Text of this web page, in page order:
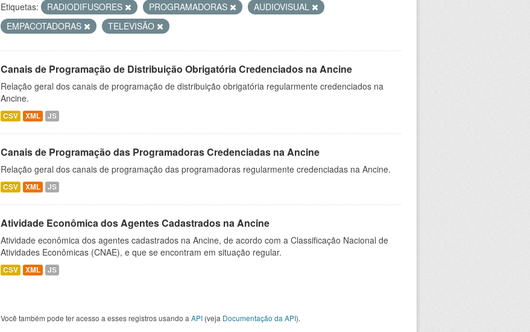
Etiquetas:
RADIODIFUSORES PROGRAMADORAS
AUDIOVISUAL
EMPACOTADORAS
TELEVISÃO
Canais de Programação de Distribuição Obrigatória Credenciados na Ancine
Relação geral dos canais de programação de distribuição obrigatória regularmente credenciados na
Ancine.
CSV XML JS
Canais de Programação das Programadoras Credenciadas na Ancine
Relação geral dos canais de programação das programadoras regularmente credenciadas na Ancine.
CSV XML JS
Atividade Econômica dos Agentes Cadastrados na Ancine
Atividade econômica dos agentes cadastrados na Ancine, de acordo com a Classificação Nacional de
Atividades Econômicas (CNAE), e que se encontram em situação regular.
CSV XML JS
Você também pode ter acesso a esses registros usando a API (veja Documentação da API).